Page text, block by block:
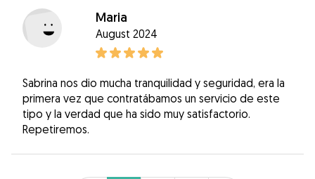
Maria
August 2024
Sabrina nos dio mucha tranquilidad y seguridad, era la
primera vez que contratábamos un servicio de este
tipo y la verdad que ha sido muy satisfactorio.
Repetiremos.